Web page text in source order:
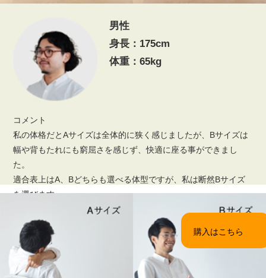
男性
身長：175cm
体重：65kg
コメント
私の体格だとAサイズは全体的に狭く感じましたが、Bサイズは
幅や背もたれにも窮屈さを感じず、快適に座る事ができまし
た。
適合表上はA、Bどちらも選べる体型ですが、私は断然Bサイズ
を選びます。
購入はこちら